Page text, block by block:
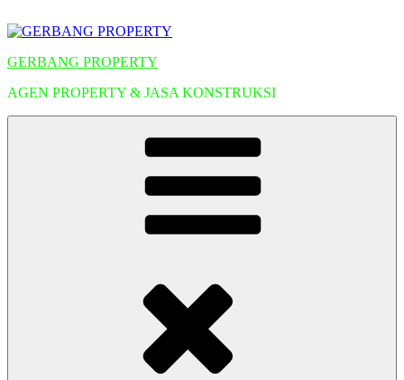
ke
GERBANG PROPERTY
AGEN PROPERTY & JASA KONSTRUKSI